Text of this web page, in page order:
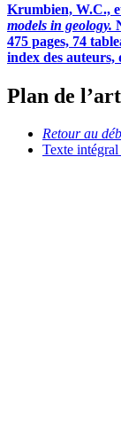
Krumbien, W.C.,
models in geology.
475 pages, 74
index des auteurs,
Plan de
Retour au
Texte